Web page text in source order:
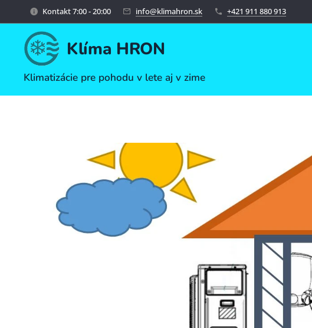
Kontakt 7:00 - 20:00 info@klimahron.sk +421 911 880 913
Klíma HRON
Klimatizácie pre pohodu v lete aj v zime